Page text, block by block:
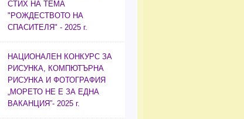
СТИХ НА ТЕМА
"РОЖДЕСТВОТО НА
СПАСИТЕЛЯ" - 2025 г.
НАЦИОНАЛЕН КОНКУРС ЗА
РИСУНКА, КОМПЮТЪРНА
РИСУНКА И ФОТОГРАФИЯ
„МОРЕТО НЕ Е ЗА ЕДНА
ВАКАНЦИЯ”- 2025 г.